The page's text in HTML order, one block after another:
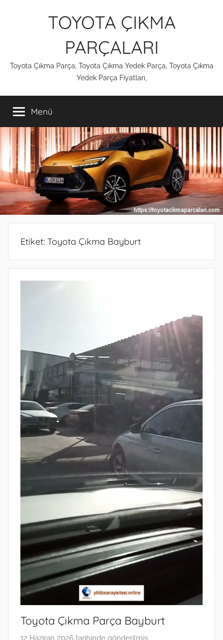
TOYOTA ÇIKMA
PARÇALARI
Toyota Çıkma Parça, Toyota Çıkma Yedek Parça, Toyota Çıkma
Yedek Parça Fiyatları,
Menü
Etiket: Toyota Çıkma Bayburt
Toyota Çıkma Parça Bayburt
12 Haziran 2026 tarihinde gönderilmiş